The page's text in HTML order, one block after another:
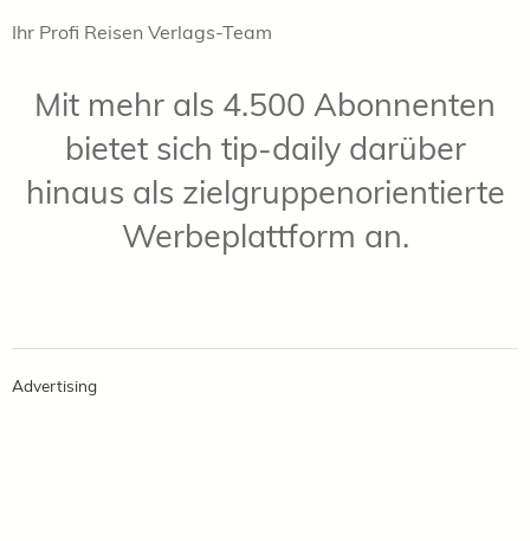
Ihr Profi Reisen Verlags-Team
Mit mehr als 4.500 Abonnenten
bietet sich tip-daily darüber
hinaus als zielgruppenorientierte
Werbeplattform an.
Advertising